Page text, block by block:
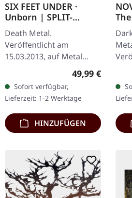
SIX FEET UNDER ·
Unborn | SPLIT-
COLOUR LP
Death Metal.
Veröffentlicht am
15.03.2013, auf Metal
Blade Records. Split
coloured dusk blue / red
Vinyl im Gatefold..
Limitiert auf 300
Exemplare.…
Regulärer Preis:
49,99 €
Sofort verfügbar,
Lieferzeit: 1-2 Werktage
HINZUFÜGEN
2CD